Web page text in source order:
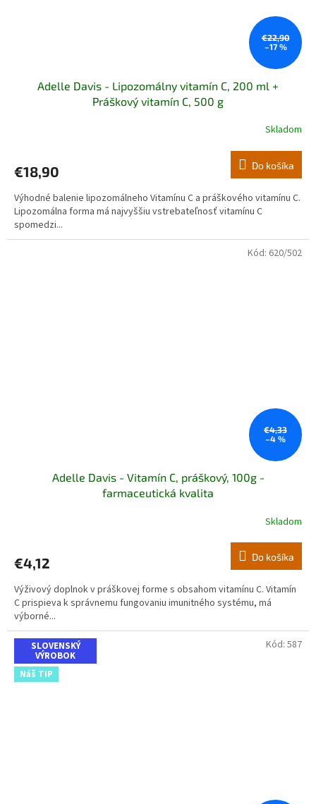
€22,90
–17 %
Adelle Davis - Lipozomálny vitamín C, 200 ml +
Práškový vitamín C, 500 g
je
z
5
hviezdičiek.
Skladom
€18,90 Do košíka
Výhodné balenie lipozomálneho Vitamínu C a práškového vitamínu C.
Lipozomálna forma má najvyššiu vstrebateľnosť vitamínu C
spomedzi...
€4,33
–4 %
Adelle Davis - Vitamín C, práškový, 100g -
farmaceutická kvalita
Skladom
€4,12 Do košíka
Výživový doplnok v práškovej forme s obsahom vitamínu C. Vitamín
C prispieva k správnemu fungovaniu imunitného systému, má
výborné...
Kód: 620/502
SLOVENSKÝ
VÝROBOK
Náš TIP
Kód: 587